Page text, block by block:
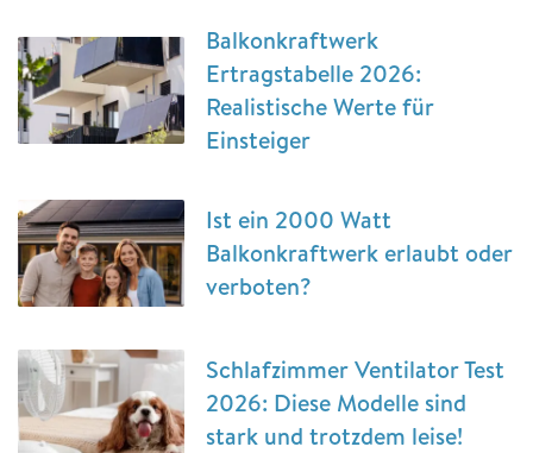
Balkonkraftwerk
Ertragstabelle 2026:
Realistische Werte für
Einsteiger
Ist ein 2000 Watt
Balkonkraftwerk erlaubt oder
verboten?
Schlafzimmer Ventilator Test
2026: Diese Modelle sind
stark und trotzdem leise!